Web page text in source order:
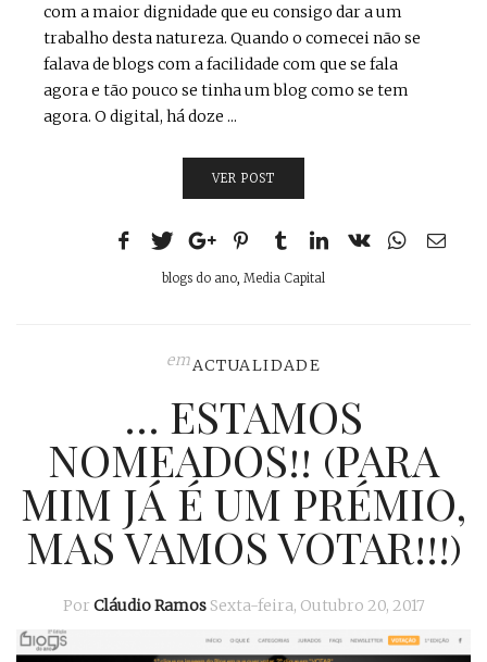
com a maior dignidade que eu consigo dar a um
trabalho desta natureza. Quando o comecei não se
falava de blogs com a facilidade com que se fala
agora e tão pouco se tinha um blog como se tem
agora. O digital, há doze ...
VER POST
blogs do ano, Media Capital
emACTUALIDADE
… ESTAMOS
NOMEADOS!! (PARA
MIM JÁ É UM PRÉMIO,
MAS VAMOS VOTAR!!!)
Por Cláudio Ramos Sexta-feira, Outubro 20, 2017